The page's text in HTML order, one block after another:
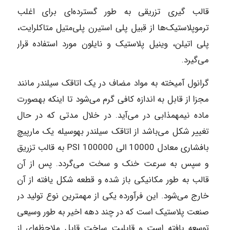
قالب گیری تزریقی به طور گسترده‌ای برای اغلب
ترموپلاستیک‌ها از قبیل پلی استیرن پلی‌متیل متاکلرایت،
پلی اتیلن، وینیل پلاستیک و نایلون مورد استفاده قرار
می‌گیرد.
گرانول آمیخته به مواد مضاف در یک اتاقک سیلندر مانند
مجزا از قابل به اندازه کافی گرم می‌شود تا اینکه به‎صورت
ماده نیمه‎مذابی در می‌آید. در خلال مدتی که در حال
تغییر شکل‎ می‌باشد از اتاقک سیلندر به‎وسیله یک‎ مارپیچ
بافشاری معادل 10000 الی 100000 PSI به قالب تزریق
و سپس به سرعت خنک و سخت می‌گردد. پس از آن
قالب به طور مکانیکی باز شده و قطعه شکل یافته از آن
خارج می‌شود. این فرآورده یکی از مهمترین نوع تولید در
صنعت پلاستیک است که در چند دهه اخیر به طور وسیعی